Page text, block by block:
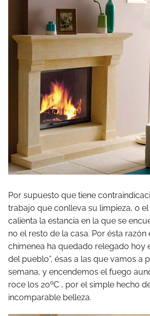
Por supuesto que tiene
trabajo que conlleva su limpieza, o
calienta la estancia en la que se
no el resto de la casa. Por ésta razón
chimenea ha quedado relegado hoy
del pueblo”, ésas a las que vamos a
semana, y encendemos el fuego
roce los 20ºC , por el simple hecho
incomparable belleza.